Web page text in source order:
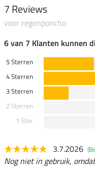
7 Reviews
voor regenponcho
6 van 7 Klanten kunnen
5 Sterren
4 Sterren
3 Sterren
2 Sterren
1 Ster
3.7.2026
Nog niet in gebruik,